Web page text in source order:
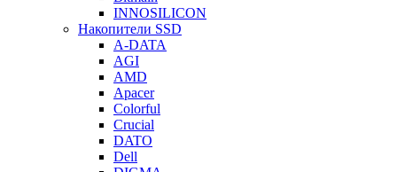
INNOSILICON
Накопители SSD
A-DATA
AGI
AMD
Apacer
Colorful
Crucial
DATO
Dell